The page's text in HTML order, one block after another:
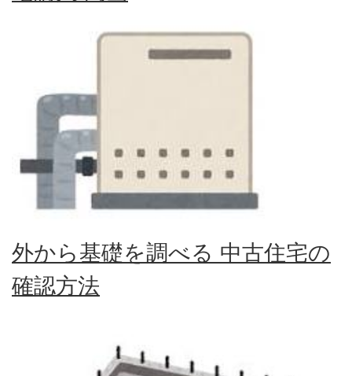
外から基礎を調べる 中古住宅の
確認方法